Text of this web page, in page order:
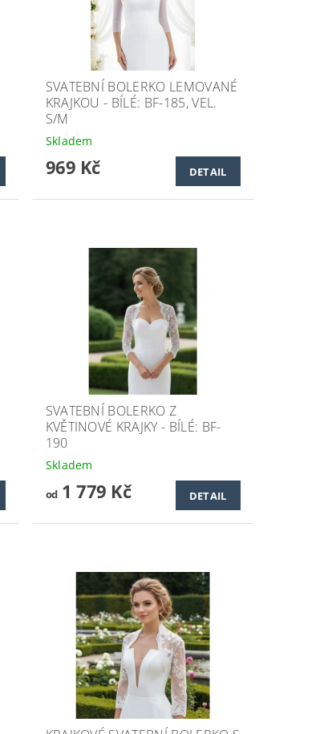
SVATEBNÍ BOLERKO LEMOVANÉ
KRAJKOU - BÍLÉ: BF-185, VEL.
S/M
Skladem
969 Kč DETAIL
SVATEBNÍ BOLERKO Z
KVĚTINOVÉ KRAJKY - BÍLÉ: BF-
190
Skladem
od1 779 Kč DETAIL